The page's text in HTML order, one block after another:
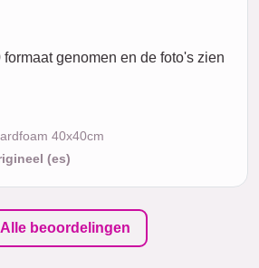
formaat genomen en de foto's zien
40x40cm
(es)
Alle beoordelingen